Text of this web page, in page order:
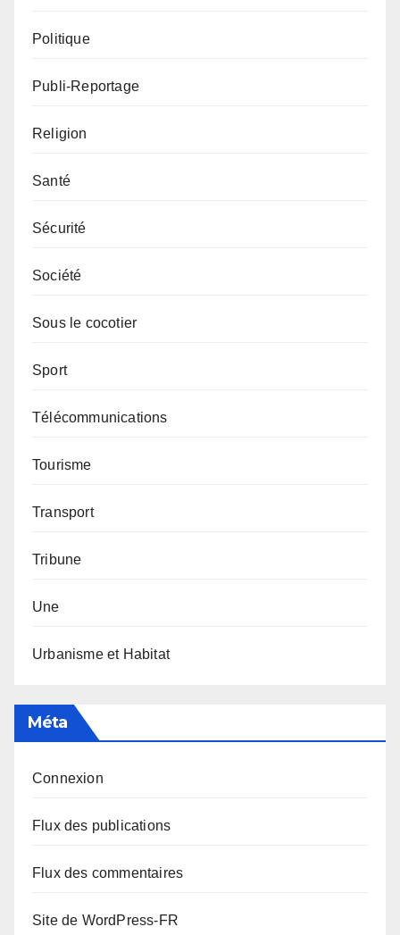
Politique
Publi-Reportage
Religion
Santé
Sécurité
Société
Sous le cocotier
Sport
Télécommunications
Tourisme
Transport
Tribune
Une
Urbanisme et Habitat
Méta
Connexion
Flux des publications
Flux des commentaires
Site de WordPress-FR